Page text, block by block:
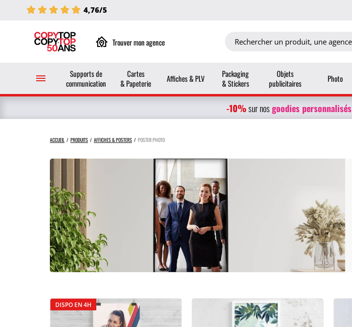
4,76/5
Trouver mon agence
Supports de
communication
Cartes
& Papeterie
Affiches & PLV
Packaging
& Stickers
Objets
publicitaires
Photo
-10%sur nosgoodies personnalisés
ACCUEIL PRODUITS AFFICHES & POSTERS POSTER PHOTO
DISPO EN 4H